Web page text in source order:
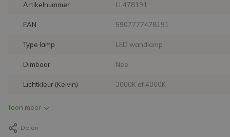
Artikelnummer LL478191
EAN 5907777478191
Type lamp LED wandlamp
Dimbaar Nee
Lichtkleur (Kelvin) 3000K of 4000K
Toon meer
Delen